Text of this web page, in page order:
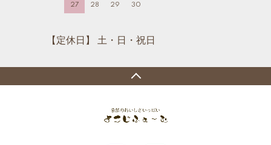
27 28 29 30
【定休日】 土・日・祝日